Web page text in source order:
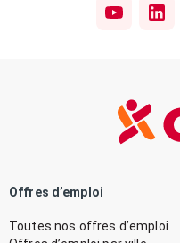
Offres d’emploi
Toutes nos offres d’emploi